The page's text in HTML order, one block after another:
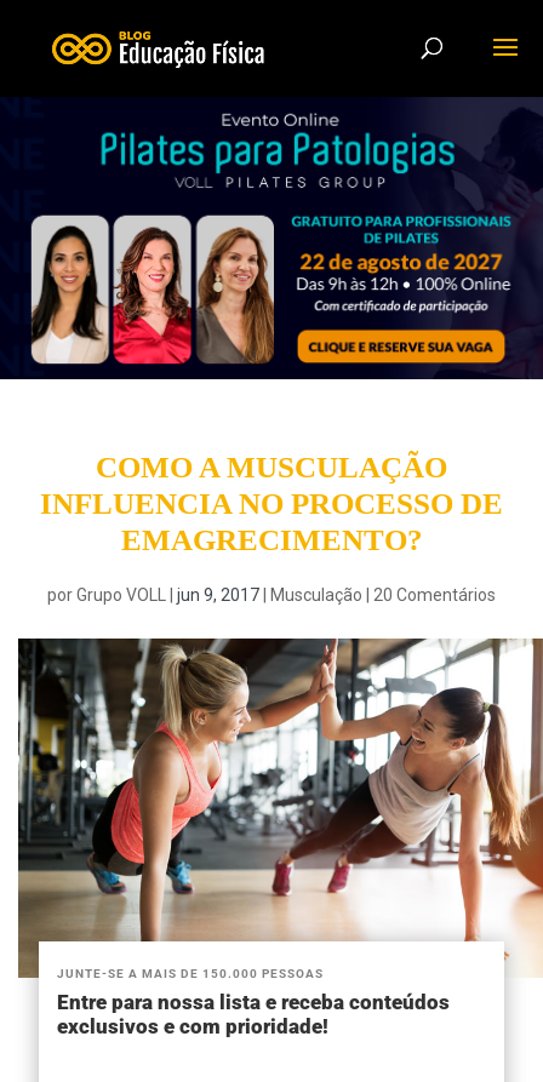
COMO A MUSCULAÇÃO
INFLUENCIA NO PROCESSO DE
EMAGRECIMENTO?
porGrupo VOLL jun 9, 2017 Musculação 20 Comentários
JUNTE-SE A MAIS DE 150.000 PESSOAS
Entre para nossa lista e receba conteúdos
exclusivos e com prioridade!